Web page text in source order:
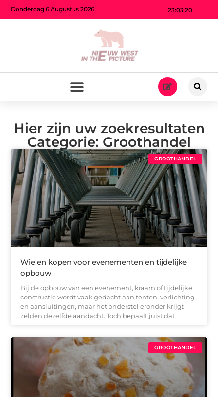
23:03:22
Donderdag 6 Augustus 2026
Hier zijn uw zoekresultaten
Categorie: Groothandel
GROOTHANDEL
Wielen kopen voor evenementen en tijdelijke
opbouw
Bij de opbouw van een evenement, kraam of tijdelijke
constructie wordt vaak gedacht aan tenten, verlichting
en aansluitingen, maar het onderstel eronder krijgt
zelden dezelfde aandacht. Toch bepaalt juist dat
GROOTHANDEL